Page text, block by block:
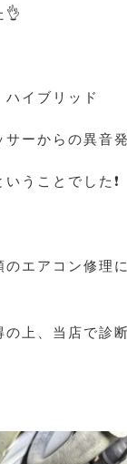
👌
イブリッド
ーからの異音
うことでした❗
のエアコン修理
の上、当店で診